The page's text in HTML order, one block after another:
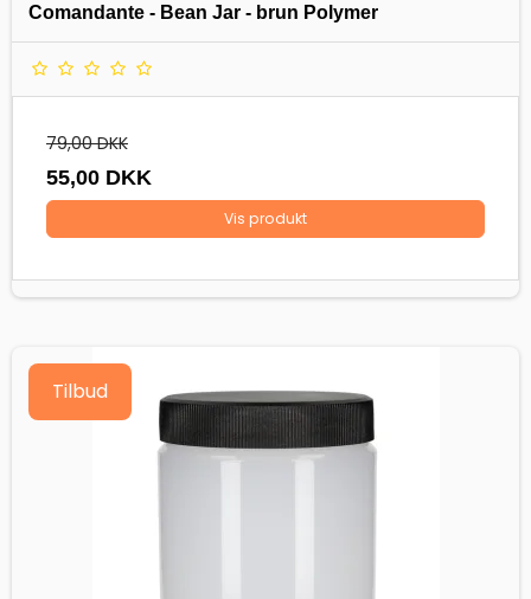
Comandante - Bean Jar - brun Polymer
79,00 DKK
55,00 DKK
Vis produkt
Tilbud